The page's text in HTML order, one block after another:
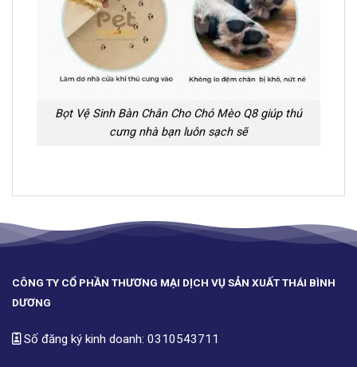
Bọt Vệ Sinh Bàn Chân Cho Chó Mèo Q8 giúp thú
cưng nhà bạn luôn sạch sẽ
CÔNG TY CỔ PHẦN THƯƠNG MẠI DỊCH VỤ SẢN XUẤT THÁI BÌNH
DƯƠNG
Số đăng ký kinh doanh: 0310543711